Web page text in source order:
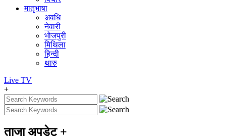
मातृभाषा
अवधि
नेवारी
भोजपुरी
मिथिला
हिन्दी
थारु
Live TV
+
ताजा अपडेट +